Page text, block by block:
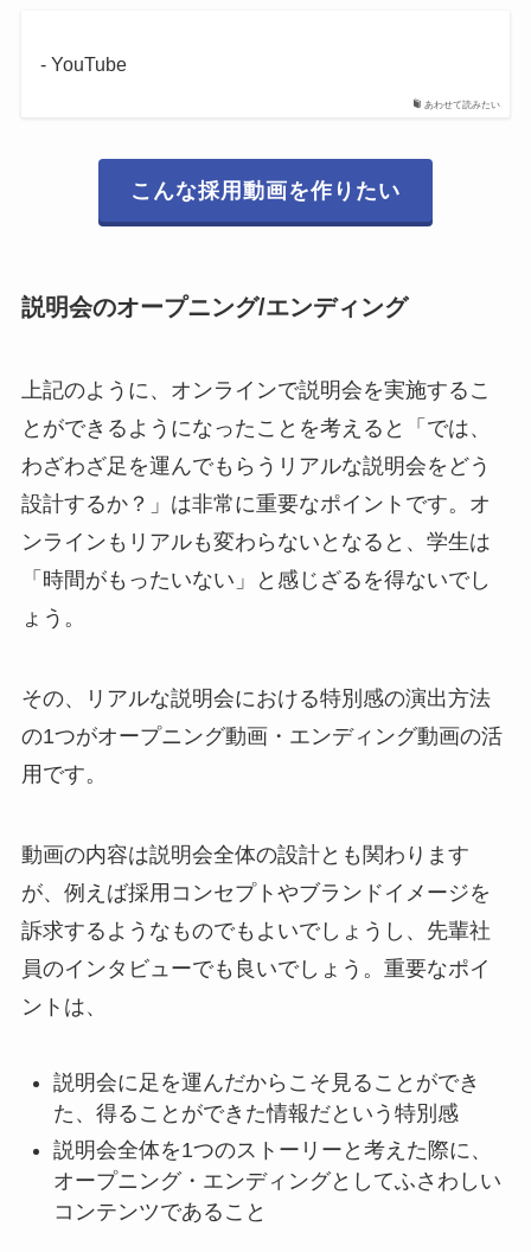
あわせて読みたい
- YouTube
こんな採用動画を作りたい
説明会のオープニング/エンディング
上記のように、オンラインで説明会を実施するこ
とができるようになったことを考えると「では、
わざわざ足を運んでもらうリアルな説明会をどう
設計するか？」は非常に重要なポイントです。オ
ンラインもリアルも変わらないとなると、学生は
「時間がもったいない」と感じざるを得ないでし
ょう。
その、リアルな説明会における特別感の演出方法
の1つがオープニング動画・エンディング動画の活
用です。
動画の内容は説明会全体の設計とも関わります
が、例えば採用コンセプトやブランドイメージを
訴求するようなものでもよいでしょうし、先輩社
員のインタビューでも良いでしょう。重要なポイ
ントは、
説明会に足を運んだからこそ見ることができ
た、得ることができた情報だという特別感
説明会全体を1つのストーリーと考えた際に、
オープニング・エンディングとしてふさわしい
コンテンツであること